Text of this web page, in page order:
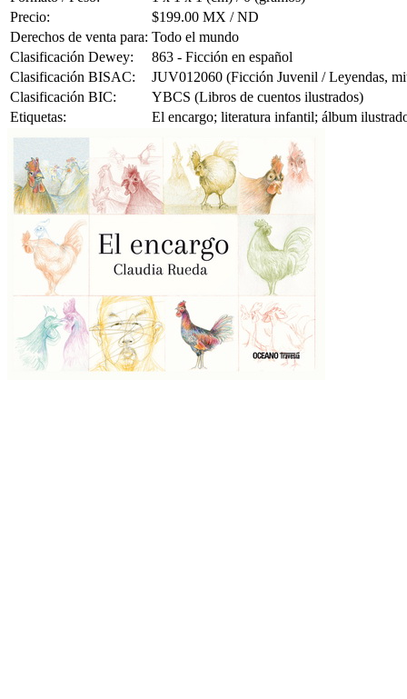
Precio:
$199.00 MX / ND
Derechos de venta para: Todo el mundo
Clasificación Dewey:
863 - Ficción en español
Clasificación BISAC:
JUV012060 (Ficción Juvenil / Leyendas,
Clasificación BIC:
YBCS (Libros de cuentos ilustrados)
Etiquetas:
El encargo; literatura infantil; álbum